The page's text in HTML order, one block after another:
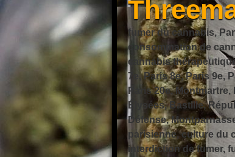
fumer du cannabis,
consommation de
cannabis
7e, Paris 8e, Paris 9e,
Paris 20e,
Élysées, Bastille,
Défense,
parisienne, culture du
interdiction de fumer,